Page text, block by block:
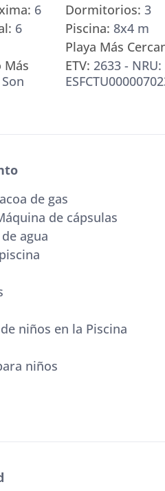
Dormitorios: 3
6
6 Piscina: 8x4 m
Playa Más
Más
ETV: 2633 - NRU:
de gas
de cápsulas
agua
niños en la Piscina
niños